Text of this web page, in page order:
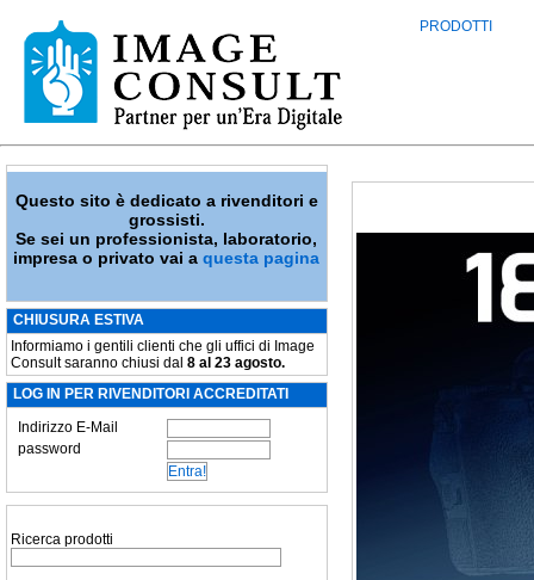
PRODOTTI
Questo sito è dedicato a rivenditori e
grossisti.
Se sei un professionista, laboratorio,
impresa o privato vai aquesta pagina
CHIUSURA ESTIVA
Informiamo i gentili clienti che gli uffici di Image
Consult saranno chiusi dal 8 al 23 agosto.
LOG IN PER RIVENDITORI ACCREDITATI
Indirizzo E-Mail
password
Ricerca prodotti